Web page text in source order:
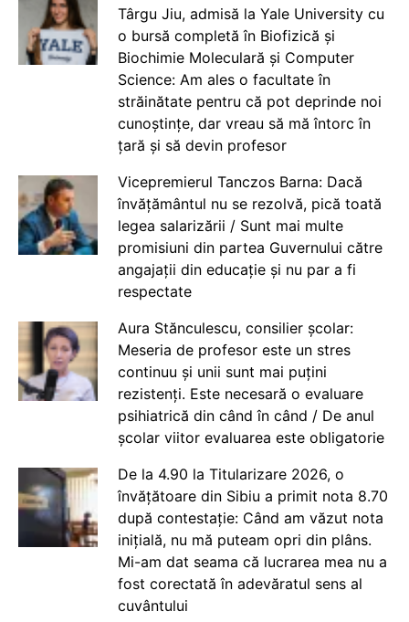
Târgu Jiu, admisă la Yale University cu
o bursă completă în Biofizică și
Biochimie Moleculară și Computer
Science: Am ales o facultate în
străinătate pentru că pot deprinde noi
cunoștințe, dar vreau să mă întorc în
țară și să devin profesor
Vicepremierul Tanczos Barna: Dacă
învățământul nu se rezolvă, pică toată
legea salarizării / Sunt mai multe
promisiuni din partea Guvernului către
angajații din educație și nu par a fi
respectate
Aura Stănculescu, consilier școlar:
Meseria de profesor este un stres
continuu și unii sunt mai puțini
rezistenți. Este necesară o evaluare
psihiatrică din când în când / De anul
școlar viitor evaluarea este obligatorie
De la 4.90 la Titularizare 2026, o
învățătoare din Sibiu a primit nota 8.70
după contestație: Când am văzut nota
inițială, nu mă puteam opri din plâns.
Mi-am dat seama că lucrarea mea nu a
fost corectată în adevăratul sens al
cuvântului